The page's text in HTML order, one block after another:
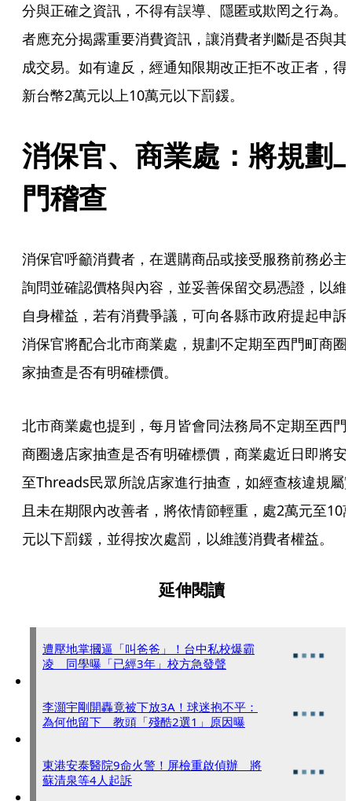
分與正確之資訊，不得有誤導、隱匿或欺罔之行為。
者應充分揭露重要消費資訊，讓消費者判斷是否與其
成交易。如有違反，經通知限期改正拒不改正者，得
新台幣2萬元以上10萬元以下罰鍰。
消保官、商業處：將規劃
門稽查
消保官呼籲消費者，在選購商品或接受服務前務必主
詢問並確認價格與內容，並妥善保留交易憑證，以維
自身權益，若有消費爭議，可向各縣市政府提起申訴
消保官將配合北市商業處，規劃不定期至西門町商圈
家抽查是否有明確標價。
北市商業處也提到，每月皆會同法務局不定期至西門
商圈邊店家抽查是否有明確標價，商業處近日即將安
至Threads民眾所說店家進行抽查，如經查核違規屬
且未在期限內改善者，將依情節輕重，處2萬元至10
元以下罰鍰，並得按次處罰，以維護消費者權益。
延伸閱讀
遭壓地掌摑逼「叫爸爸」！台中私校爆霸
凌 同學曝「已經3年」校方急發聲
李灝宇剛開轟竟被下放3A！球迷抱不平：
為何他留下 教頭「殘酷2選1」原因曝
東港安泰醫院9命火警！屏檢重啟偵辦 將
蘇清泉等4人起訴